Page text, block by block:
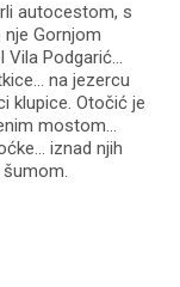
autocestom, s
Gornjom
Vila Podgarić…
na jezercu
klupice. Otočić je
mostom…
iznad njih